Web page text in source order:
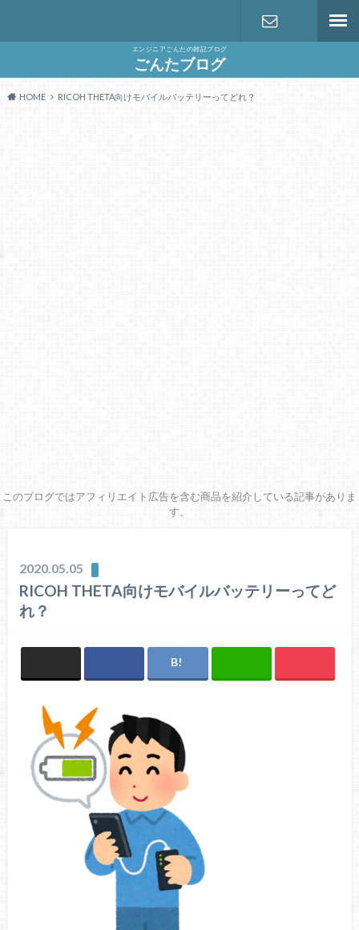
エンジニアごんたの雑記ブログ
ごんたブログ
HOME RICOH THETA向けモバイルバッテリーってどれ？
このブログではアフィリエイト広告を含む商品を紹介している記事がありま
す。
2020.05.05
RICOH THETA向けモバイルバッテリーってど
れ？